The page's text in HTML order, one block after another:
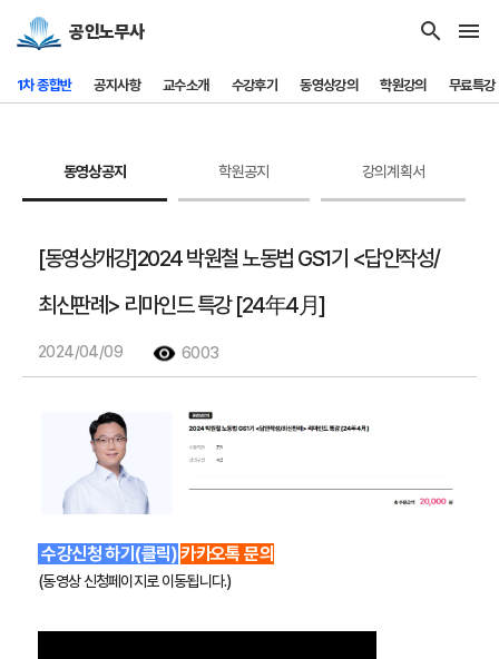
공인노무사 search menu
1차 종합반 공지사항 교수소개 수강후기 동영상강의 학원강의 무료특강
동영상공지 학원공지 강의계획서
[동영상개강]2024 박원철 노동법 GS1기 <답안작성/
최신판례> 리마인드 특강 [24年4月]
2024/04/09 6003
수강신청 하기(클릭)카카오톡 문의
(동영상 신청페이지로 이동됩니다.)